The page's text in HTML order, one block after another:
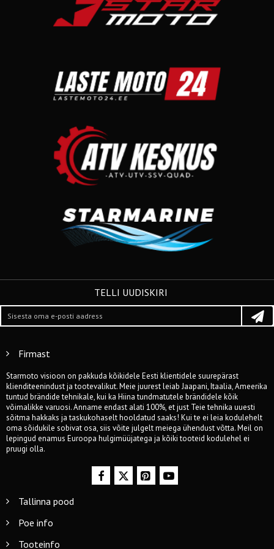
TELLI UUDISKIRI
Firmast
Starmoto visioon on pakkuda kõikidele Eesti klientidele suurepärast
klienditeenindust ja tootevalikut. Meie juurest leiab Jaapani, Itaalia, Ameerika
tuntud brändide tehnikale, kui ka Hiina tundmatutele brändidele kõik
võimalikke varuosi. Anname endast alati 100%, et just Teie tehnika uuesti
sõitma hakkaks ja taskukohaselt hooldatud saaks! Kui te ei leia kodulehelt
oma sõidukile sobivat osa, siis võite julgelt meiega ühendust võtta. Meil on
lepingud enamus Euroopa hulgimüüjatega ja kõiki tooteid kodulehel ei
pruugi olla.
Tallinna pood
Poe info
Tooteinfo